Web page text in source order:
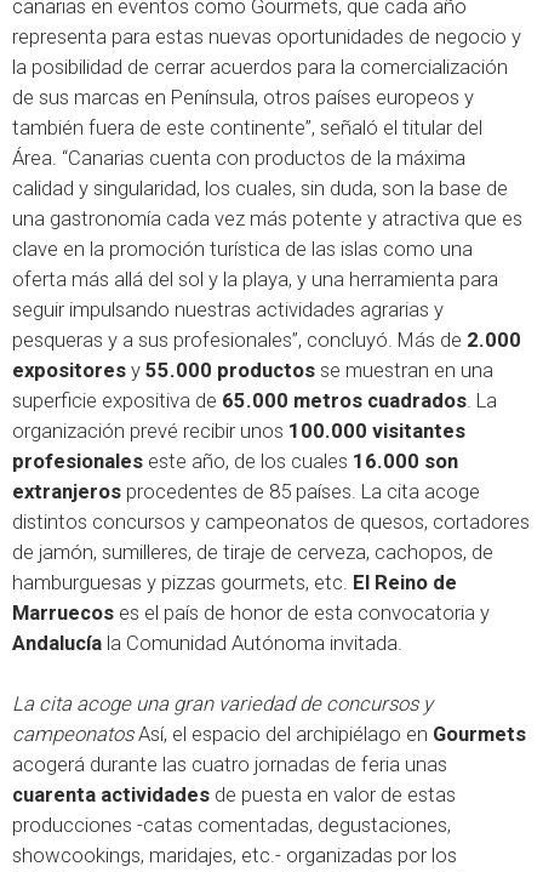
canarias en eventos como Gourmets, que cada año
representa para estas nuevas oportunidades de negocio y
la posibilidad de cerrar acuerdos para la comercialización
de sus marcas en Península, otros países europeos y
también fuera de este continente”, señaló el titular del
Área. “Canarias cuenta con productos de la máxima
calidad y singularidad, los cuales, sin duda, son la base de
una gastronomía cada vez más potente y atractiva que es
clave en la promoción turística de las islas como una
oferta más allá del sol y la playa, y una herramienta para
seguir impulsando nuestras actividades agrarias y
pesqueras y a sus profesionales”, concluyó. Más de 2.000
expositores y 55.000 productos se muestran en una
superficie expositiva de 65.000 metros cuadrados. La
organización prevé recibir unos 100.000 visitantes
profesionales este año, de los cuales 16.000 son
extranjeros procedentes de 85 países. La cita acoge
distintos concursos y campeonatos de quesos, cortadores
de jamón, sumilleres, de tiraje de cerveza, cachopos, de
hamburguesas y pizzas gourmets, etc. El Reino de
Marruecos es el país de honor de esta convocatoria y
Andalucía la Comunidad Autónoma invitada.
La cita acoge una gran variedad de concursos y
campeonatosAsí, el espacio del archipiélago en Gourmets
acogerá durante las cuatro jornadas de feria unas
cuarenta actividades de puesta en valor de estas
producciones -catas comentadas, degustaciones,
showcookings, maridajes, etc.- organizadas por los